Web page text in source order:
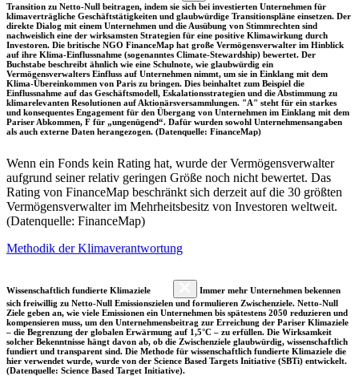
Transition zu Netto-Null beitragen, indem sie sich bei investierten Unternehmen für
klimaverträgliche Geschäftstätigkeiten und glaubwürdige Transitionspläne einsetzen. Der
direkte Dialog mit einem Unternehmen und die Ausübung von Stimmrechten sind
nachweislich eine der wirksamsten Strategien für eine positive Klimawirkung durch
Investoren. Die britische NGO FinanceMap hat große Vermögensverwalter im Hinblick
auf ihre Klima-Einflussnahme (sogenanntes Climate-Stewardship) bewertet. Der
Buchstabe beschreibt ähnlich wie eine Schulnote, wie glaubwürdig ein
Vermögensverwalters Einfluss auf Unternehmen nimmt, um sie in Einklang mit dem
Klima-Übereinkommen von Paris zu bringen. Dies beinhaltet zum Beispiel die
Einflussnahme auf das Geschäftsmodell, Eskalationsstrategien und die Abstimmung zu
klimarelevanten Resolutionen auf Aktionärsversammlungen. "A" steht für ein starkes
und konsequentes Engagement für den Übergang von Unternehmen im Einklang mit dem
Pariser Abkommen, F für „ungenügend“. Dafür wurden sowohl Unternehmensangaben
als auch externe Daten herangezogen. (Datenquelle: FinanceMap)
Wenn ein Fonds kein Rating hat, wurde der Vermögensverwalter
aufgrund seiner relativ geringen Größe noch nicht bewertet. Das
Rating von FinanceMap beschränkt sich derzeit auf die 30 größten
Vermögensverwalter im Mehrheitsbesitz von Investoren weltweit.
(Datenquelle: FinanceMap)
Methodik der Klimaverantwortung
Wissenschaftlich fundierte Klimaziele
Immer mehr Unternehmen bekennen
sich freiwillig zu Netto-Null Emissionszielen und formulieren Zwischenziele. Netto-Null
Ziele geben an, wie viele Emissionen ein Unternehmen bis spätestens 2050 reduzieren und
kompensieren muss, um den Unternehmensbeitrag zur Erreichung der Pariser Klimaziele
– die Begrenzung der globalen Erwärmung auf 1,5°C – zu erfüllen. Die Wirksamkeit
solcher Bekenntnisse hängt davon ab, ob die Zwischenziele glaubwürdig, wissenschaftlich
fundiert und transparent sind. Die Methode für wissenschaftlich fundierte Klimaziele die
hier verwendet wurde, wurde von der Science Based Targets Initiative (SBTi) entwickelt.
(Datenquelle: Science Based Target Initiative).